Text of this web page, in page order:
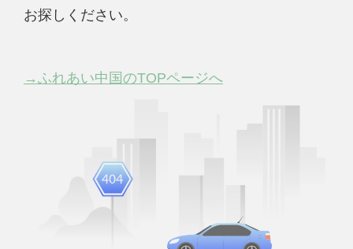
お探しください。
→ふれあい中国のTOPページへ